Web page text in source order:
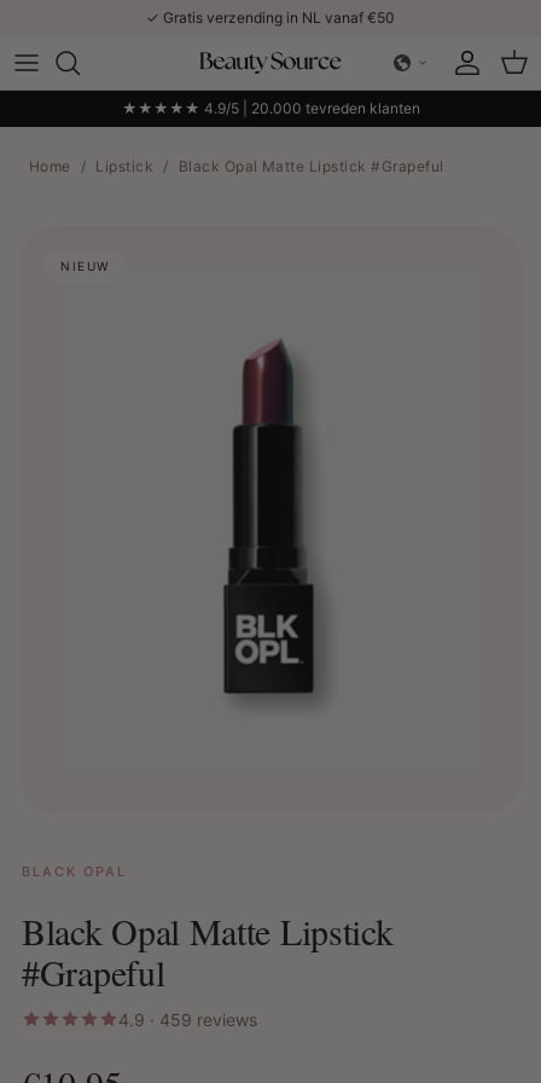
✓ Gratis verzending in NL vanaf €50
Account
★★★★★ 4.9/5 | 20.000 tevreden klanten
Home / Lipstick / Black Opal Matte Lipstick #Grapeful
NIEUW
BLACK OPAL
Black Opal Matte Lipstick
#Grapeful
4.9 · 459 reviews